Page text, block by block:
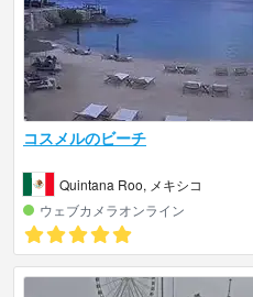
コスメルのビーチ
Quintana Roo, メキシコ
ウェブカメラオンライン